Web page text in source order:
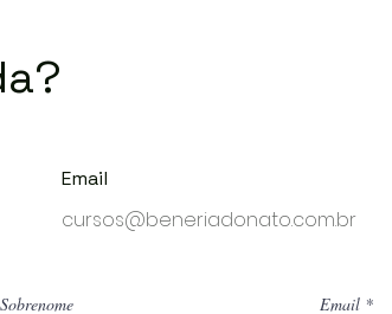
Email
cursos@beneriadonato.com.br
Sobrenome Email